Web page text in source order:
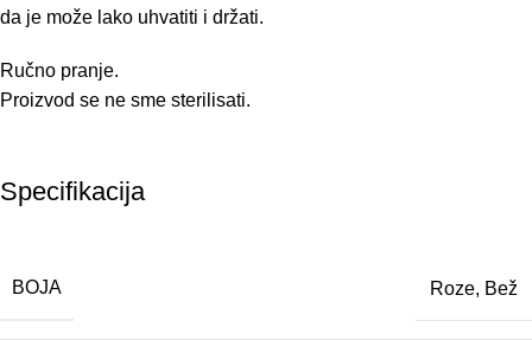
da je može lako uhvatiti i držati.
Ručno pranje.
Proizvod se ne sme sterilisati.
Specifikacija
BOJA Roze, Bež